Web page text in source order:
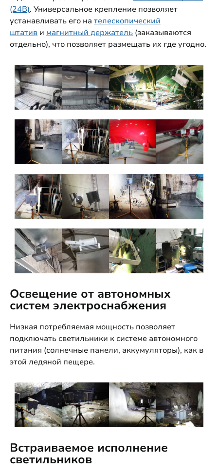
(24В). Универсальное крепление позволяет
устанавливать его на телескопический
штатив и магнитный держатель (заказываются
отдельно), что позволяет размещать их где угодно.
Освещение от автономных
систем электроснабжения
Низкая потребляемая мощность позволяет
подключать светильники к системе автономного
питания (солнечные панели, аккумуляторы), как в
этой ледяной пещере.
Встраиваемое исполнение
светильников